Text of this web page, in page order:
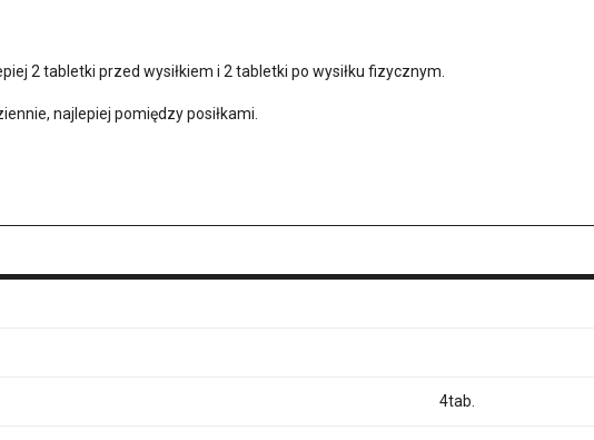
2 tabletki przed wysiłkiem i 2 tabletki po wysiłku fizycznym.
najlepiej pomiędzy posiłkami.
4tab.